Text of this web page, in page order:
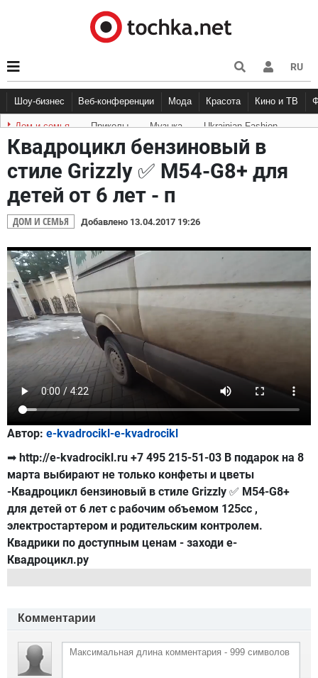
RU
Шоу-бизнес Веб-конференции Мода Красота Кино и ТВ
Дом и семья Приколы Музыка Ukrainian Fashion
Квадроцикл бензиновый в
стиле Grizzly ✅ M54-G8+ для
детей от 6 лет - п
ДОМ И СЕМЬЯ Добавлено 13.04.2017 19:26
Автор: e-kvadrocikl-e-kvadrocikl
➡ http://e-kvadrocikl.ru +7 495 215-51-03 В подарок на 8
марта выбирают не только конфеты и цветы
-Квадроцикл бензиновый в стиле Grizzly ✅ M54-G8+
для детей от 6 лет с рабочим объемом 125cc ,
электростартером и родительским контролем.
Квадрики по доступным ценам - заходи е-
Квадроцикл.ру
Комментарии